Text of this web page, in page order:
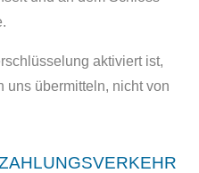
aktiviert ist,
uns übermitteln, nicht von